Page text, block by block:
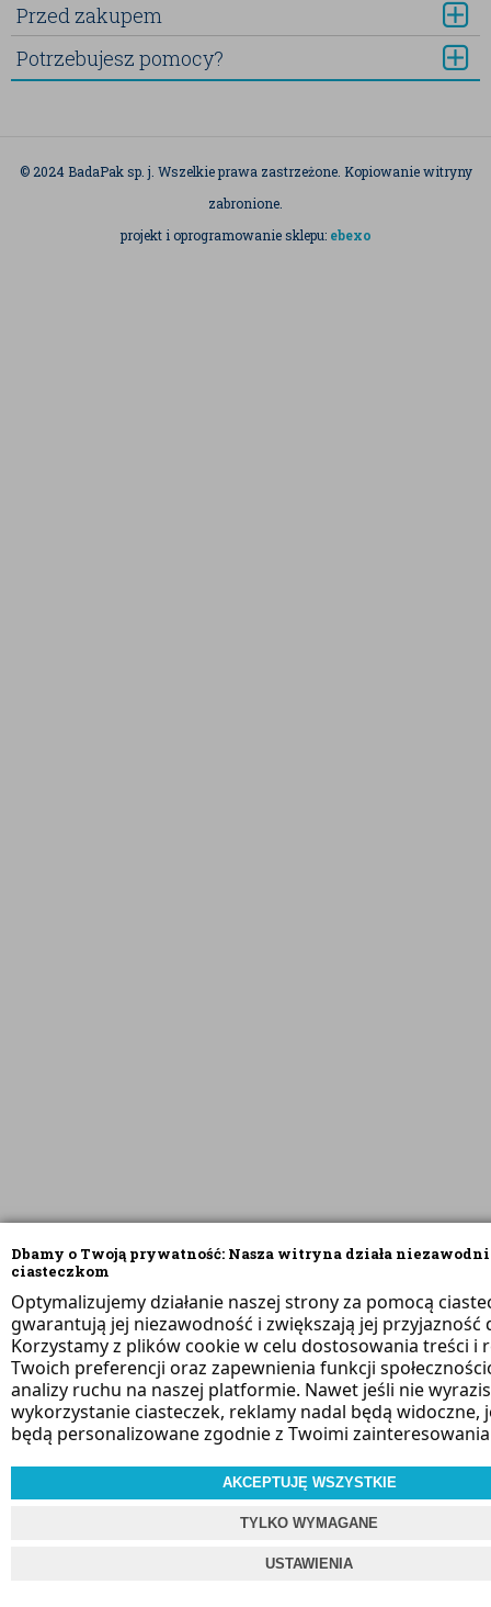
Dbamy o Twoją prywatność: Nasza witryna działa
ciasteczkom
Optymalizujemy działanie naszej strony za pomocą
gwarantują jej niezawodność i zwiększają jej przyjazność
Korzystamy z plików cookie w celu dostosowania treści i
Twoich preferencji oraz zapewnienia funkcji
analizy ruchu na naszej platformie. Nawet jeśli nie
wykorzystanie ciasteczek, reklamy nadal będą widoczne,
będą personalizowane zgodnie z Twoimi
AKCEPTUJĘ WSZYSTKIE
TYLKO WYMAGANE
USTAWIENIA
Przed zakupem
Potrzebujesz pomocy?
© 2024 BadaPak sp. j. Wszelkie prawa zastrzeżone. Kopiowanie witryny
zabronione.
projekt i oprogramowanie sklepu: ebexo